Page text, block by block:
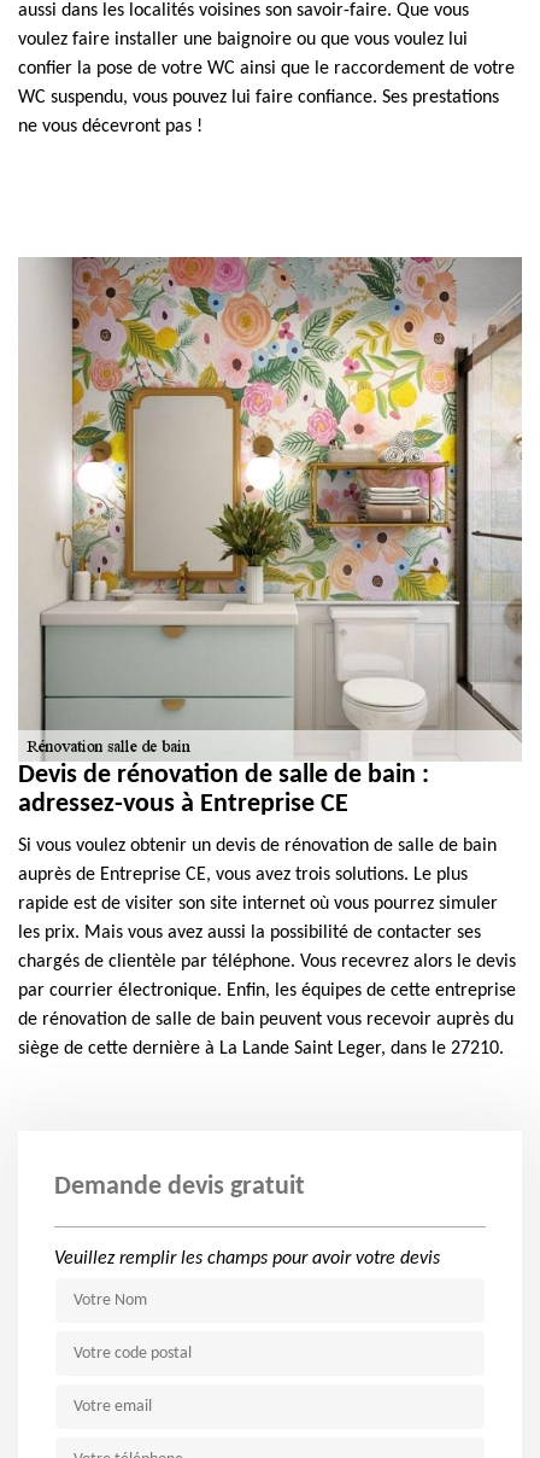
aussi dans les localités voisines son savoir-faire. Que vous
voulez faire installer une baignoire ou que vous voulez lui
confier la pose de votre WC ainsi que le raccordement de votre
WC suspendu, vous pouvez lui faire confiance. Ses prestations
ne vous décevront pas !
Devis de rénovation de salle de bain :
adressez-vous à Entreprise CE
Si vous voulez obtenir un devis de rénovation de salle de bain
auprès de Entreprise CE, vous avez trois solutions. Le plus
rapide est de visiter son site internet où vous pourrez simuler
les prix. Mais vous avez aussi la possibilité de contacter ses
chargés de clientèle par téléphone. Vous recevrez alors le devis
par courrier électronique. Enfin, les équipes de cette entreprise
de rénovation de salle de bain peuvent vous recevoir auprès du
siège de cette dernière à La Lande Saint Leger, dans le 27210.
Demande devis gratuit
Veuillez remplir les champs pour avoir votre devis